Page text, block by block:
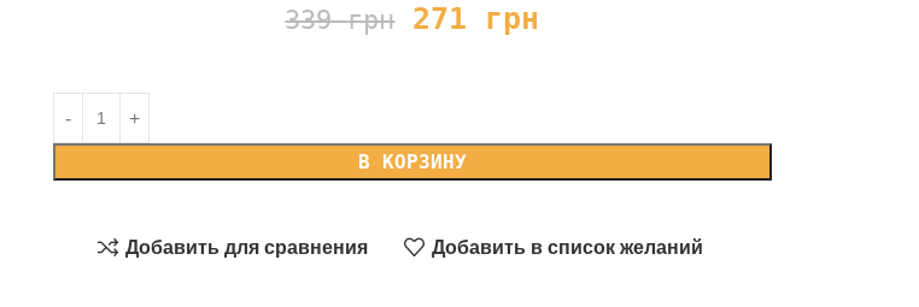
339грн 271 грн
В КОРЗИНУ
Добавить для сравнения Добавить в список желаний